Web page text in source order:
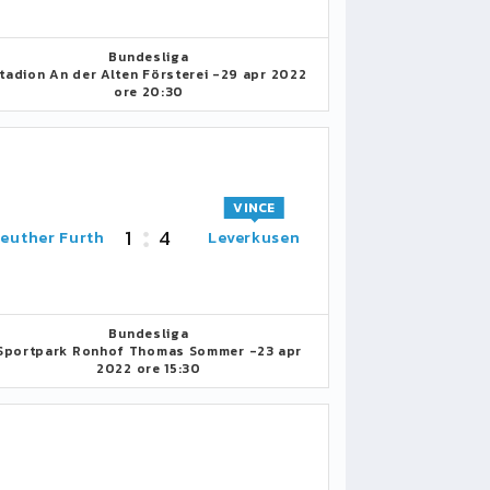
Bundesliga
An der Alten Försterei -29 apr 2022
ore 20:30
Furth 1 4 Leverkusen
VINCE
Bundesliga
Ronhof Thomas Sommer -23 apr
2022 ore 15:30